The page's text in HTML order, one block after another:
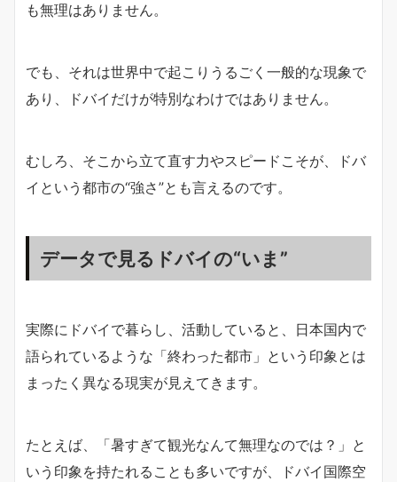
も無理はありません。
でも、それは世界中で起こりうるごく一般的な現象で
あり、ドバイだけが特別なわけではありません。
むしろ、そこから立て直す力やスピードこそが、ドバ
イという都市の“強さ”とも言えるのです。
データで見るドバイの“いま”
実際にドバイで暮らし、活動していると、日本国内で
語られているような「終わった都市」という印象とは
まったく異なる現実が見えてきます。
たとえば、「暑すぎて観光なんて無理なのでは？」と
いう印象を持たれることも多いですが、ドバイ国際空